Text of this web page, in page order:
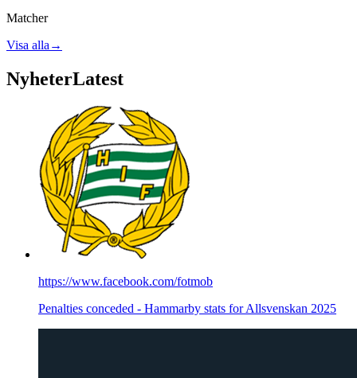
Matcher
Visa alla →
NyheterLatest
https://www.facebook.com/fotmob
Penalties conceded - Hammarby stats for Allsvenskan 2025